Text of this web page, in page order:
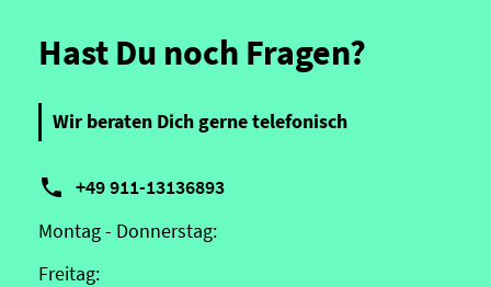
Hast Du noch Fragen?
Wir beraten Dich gerne telefonisch
 +49 911-13136893
Montag - Donnerstag:
Freitag: